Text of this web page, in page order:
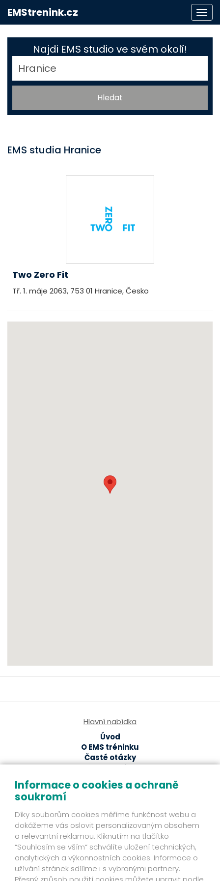
EMStrenink.cz
Najdi EMS studio ve svém okolí!
EMS studia Hranice
Two Zero Fit
Tř. 1. máje 2063, 753 01 Hranice, Česko
Hlavní nabídka
Úvod
O EMS tréninku
Časté otázky
EMS studia
Ze světa EMS
Fakta
Příběhy klientů
Novinky
Mohlo by se hodit
Ochrana osobních údajů
Informace o cookies a ochraně
soukromí
Díky souborům cookies měříme funkčnost webu a
dokážeme vás oslovit personalizovaným obsahem
a relevantní reklamou. Kliknutím na tlačítko
“Souhlasím se vším“ schválíte uložení technických,
analytických a výkonnostních cookies. Informace o
užívání stránek sdílíme i s vybranými partnery.